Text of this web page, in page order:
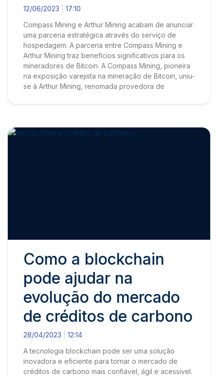
12/06/2023
17:10
Compass Mining e Arthur Mining acabam de anunciar
uma parceria estratégica através do serviço de
hospedagem. A parceria entre Compass Mining e
Arthur Mining traz benefícios significativos para os
mineradores de Bitcoin. A Compass Mining, pioneira
na exposição varejista na mineração de Bitcoin, uniu-
se à Arthur Mining, renomada provedora de
Como a blockchain
pode ajudar na
evolução do mercado
de créditos de carbono
28/04/2023
12:14
A tecnologia blockchain pode ser uma solução
inovadora e eficiente para tornar o mercado de
créditos de carbono mais confiável, ágil e acessível.